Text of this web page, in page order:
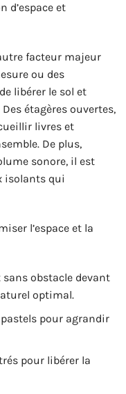
d’espace et
facteur majeur
ou des
libérer le sol et
étagères ouvertes,
livres et
De plus,
sonore, il est
isolants qui
l’espace et la
sans obstacle devant
optimal.
pour agrandir
pour libérer la